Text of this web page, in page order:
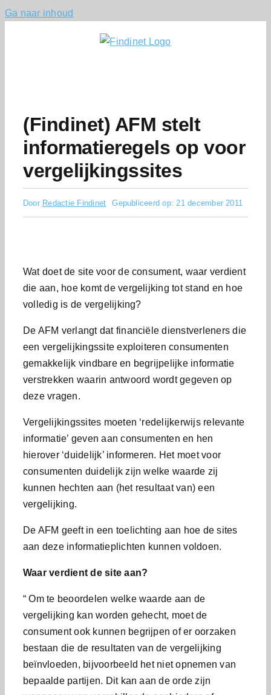
Ga naar inhoud
(Findinet) AFM stelt
informatieregels op voor
vergelijkingssites
Door Redactie Findinet Gepubliceerd op: 21 december 2011
Wat doet de site voor de consument, waar verdient
die aan, hoe komt de vergelijking tot stand en hoe
volledig is de vergelijking?
De AFM verlangt dat financiële dienstverleners die
een vergelijkingssite exploiteren consumenten
gemakkelijk vindbare en begrijpelijke informatie
verstrekken waarin antwoord wordt gegeven op
deze vragen.
Vergelijkingssites moeten ‘redelijkerwijs relevante
informatie’ geven aan consumenten en hen
hierover ‘duidelijk’ informeren. Het moet voor
consumenten duidelijk zijn welke waarde zij
kunnen hechten aan (het resultaat van) een
vergelijking.
De AFM geeft in een toelichting aan hoe de sites
aan deze informatieplichten kunnen voldoen.
Waar verdient de site aan?
“ Om te beoordelen welke waarde aan de
vergelijking kan worden gehecht, moet de
consument ook kunnen begrijpen of er oorzaken
bestaan die de resultaten van de vergelijking
beïnvloeden, bijvoorbeeld het niet opnemen van
bepaalde partijen. Dit kan aan de orde zijn